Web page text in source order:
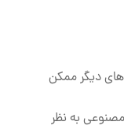
دیگر ممکن
به نظر